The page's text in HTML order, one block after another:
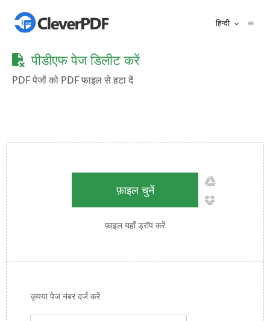
हिन्दी
पीडीएफ पेज डिलीट करें
PDF पेजों को PDF फाइल से हटा दें
फ़ाइल चुनें
फ़ाइल यहाँ ड्रॉप करें
कृपया पेज नंबर दर्ज करें